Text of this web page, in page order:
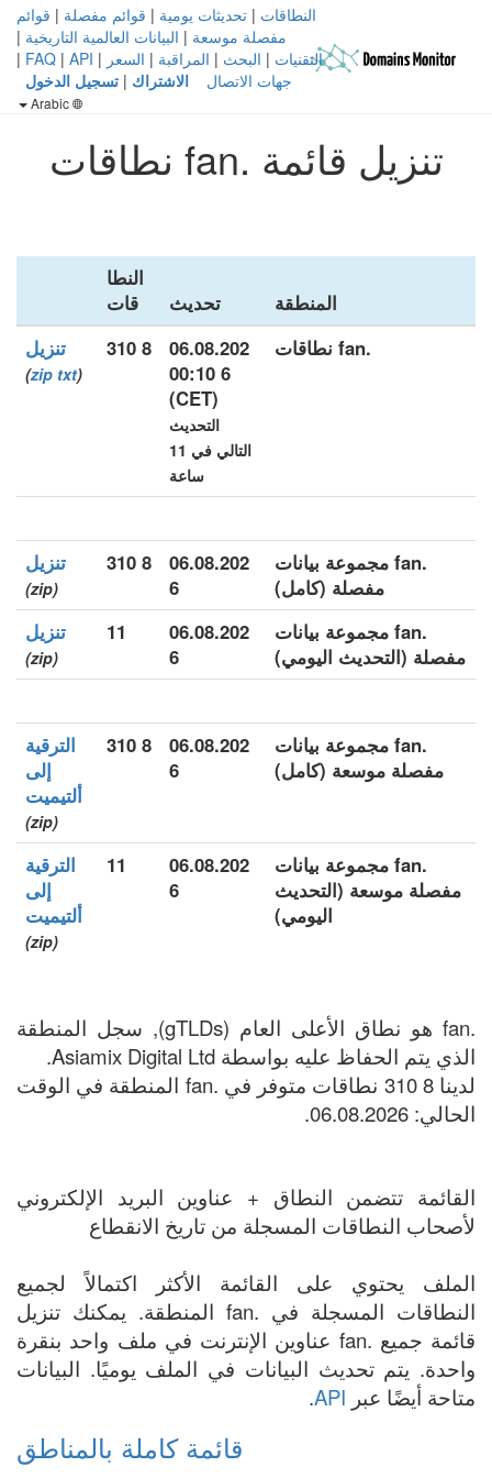
النطاقات | تحديثات يومية | قوائم مفصلة | قوائم
مفصلة موسعة | البيانات العالمية التاريخية |
التقنيات | البحث | المراقبة | السعر |
FAQ | API
|
جهات الاتصال
الاشتراك | تسجيل الدخول
تنزيل قائمة .fan نطاقات
المنطقة تحديث
النطا
قات
.fan نطاقات
06.08.202
6 00:10
(CET)
التحديث
التالي في 11
ساعة
8 310 تنزيل
(
zip txt
)
.fan مجموعة بيانات
مفصلة (كامل)
06.08.202
6
8 310 تنزيل
(zip)
.fan مجموعة بيانات
مفصلة (التحديث اليومي)
06.08.202
6
11 تنزيل
(zip)
.fan مجموعة بيانات
مفصلة موسعة (كامل)
06.08.202
6
8 310
الترقية
إلى
ألتيميت
(zip)
.fan مجموعة بيانات
مفصلة موسعة (التحديث
اليومي)
06.08.202
6
11
الترقية
إلى
ألتيميت
(zip)
.fan هو نطاق الأعلى العام (gTLDs), سجل المنطقة
الذي يتم الحفاظ عليه بواسطة Asiamix Digital Ltd.
لدينا 8 310 نطاقات متوفر في .fan المنطقة في الوقت
الحالي: 06.08.2026.
القائمة تتضمن النطاق + عناوين البريد الإلكتروني
لأصحاب النطاقات المسجلة من تاريخ الانقطاع
الملف يحتوي على القائمة الأكثر اكتمالاً لجميع
النطاقات المسجلة في .fan المنطقة. يمكنك تنزيل
قائمة جميع .fan عناوين الإنترنت في ملف واحد بنقرة
واحدة. يتم تحديث البيانات في الملف يوميًا. البيانات
متاحة أيضًا عبر API
.
قائمة كاملة بالمناطق